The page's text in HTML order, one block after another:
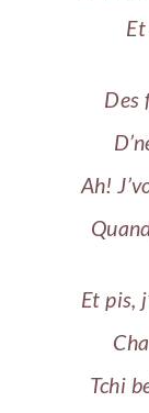
Des
Ah!
Et pis,
Tchi